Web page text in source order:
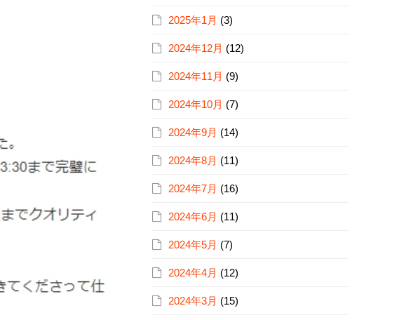
2025年1月 (3)
2024年12月 (12)
2024年11月 (9)
2024年10月 (7)
2024年9月 (14)
2024年8月 (11)
2024年7月 (16)
2024年6月 (11)
2024年5月 (7)
2024年4月 (12)
2024年3月 (15)